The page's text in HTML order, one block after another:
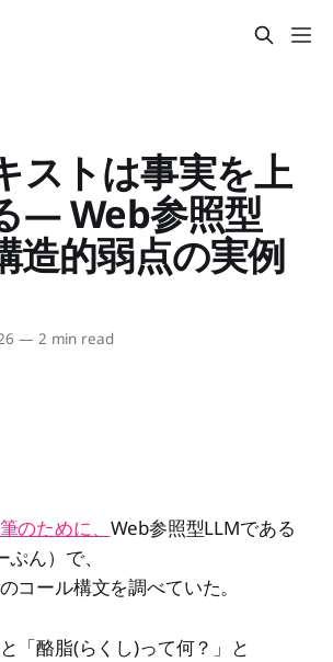
ストは事実を上
— Web参照型
造的弱点の実例
— 2 min read
のために、 Web参照型LLMである
ん）で、
コール構文を調べていた。
「酪脂(らくし)って何？」と